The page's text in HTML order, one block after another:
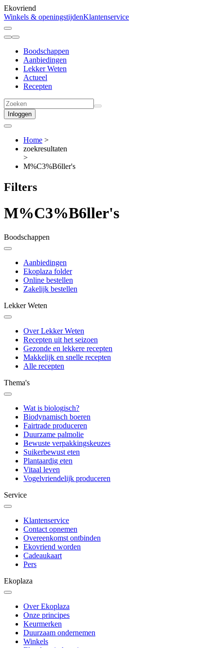
Ekovriend
Winkels & openingstijdenKlantenservice
Boodschappen
Aanbiedingen
Lekker Weten
Actueel
Recepten
Inloggen
Home >
zoekresultaten
>
M%C3%B6ller's
Filters
M%C3%B6ller's
Boodschappen
Aanbiedingen
Ekoplaza folder
Online bestellen
Zakelijk bestellen
Lekker Weten
Over Lekker Weten
Recepten uit het seizoen
Gezonde en lekkere recepten
Makkelijk en snelle recepten
Alle recepten
Thema's
Wat is biologisch?
Biodynamisch boeren
Fairtrade produceren
Duurzame palmolie
Bewuste verpakkingskeuzes
Suikerbewust eten
Plantaardig eten
Vitaal leven
Vogelvriendelijk produceren
Service
Klantenservice
Contact opnemen
Overeenkomst ontbinden
Ekovriend worden
Cadeaukaart
Pers
Ekoplaza
Over Ekoplaza
Onze principes
Keurmerken
Duurzaam ondernemen
Winkels